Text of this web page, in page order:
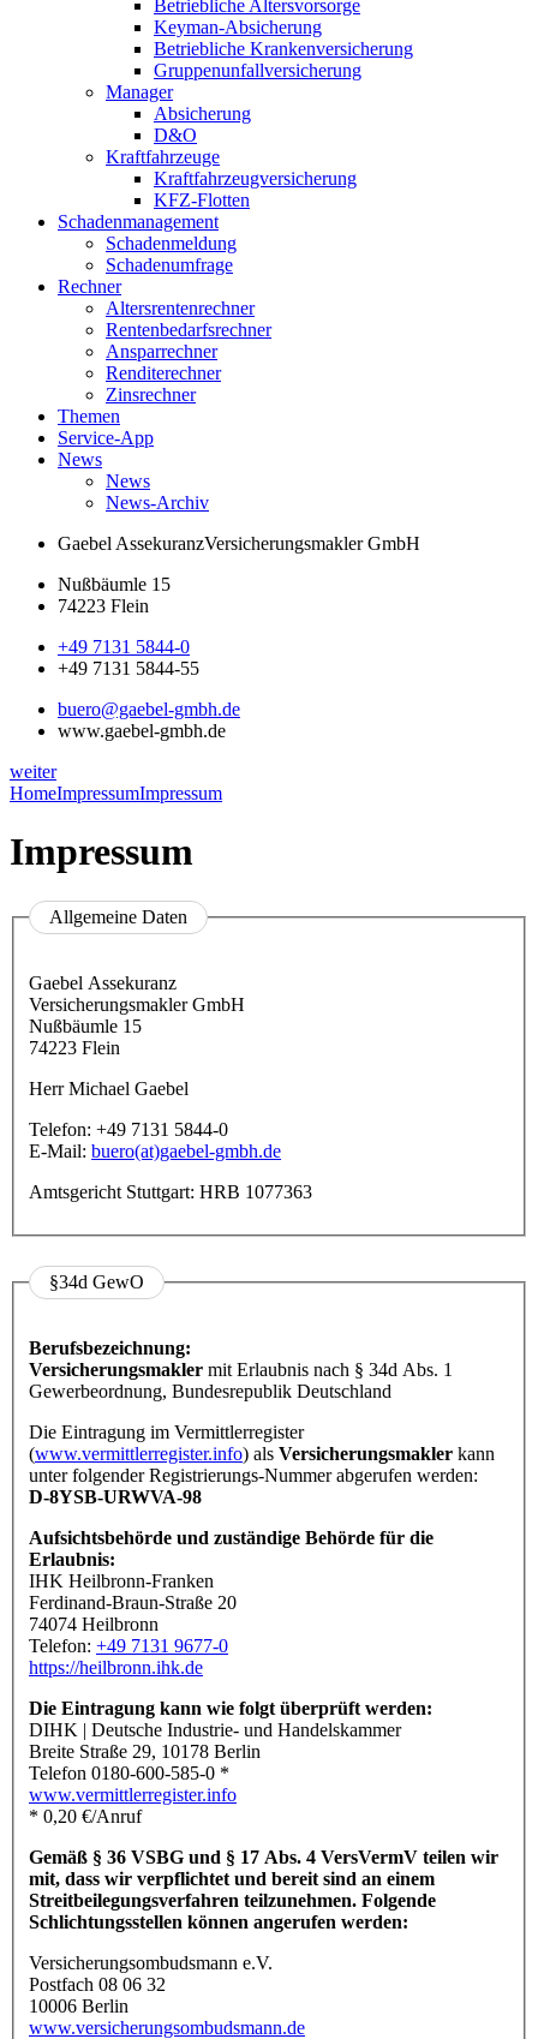
Betriebliche Altersvorsorge
Keyman-Absicherung
Betriebliche Krankenversicherung
Gruppenunfallversicherung
Manager
Absicherung
D&O
Kraftfahrzeuge
Kraftfahrzeugversicherung
KFZ-Flotten
Schadenmanagement
Schadenmeldung
Schadenumfrage
Rechner
Altersrentenrechner
Rentenbedarfsrechner
Ansparrechner
Renditerechner
Zinsrechner
Themen
Service-App
News
News
News-Archiv
Gaebel AssekuranzVersicherungsmakler GmbH
Nußbäumle 15
74223 Flein
+49 7131 5844-0
+49 7131 5844-55
buero@gaebel-gmbh.de
www.gaebel-gmbh.de
weiter
HomeImpressumImpressum
Impressum
Allgemeine Daten
Gaebel Assekuranz
Versicherungsmakler GmbH
Nußbäumle 15
74223 Flein
Herr Michael Gaebel
Telefon: +49 7131 5844-0
E-Mail: buero(at)gaebel-gmbh.de
Amtsgericht Stuttgart: HRB 1077363
§34d GewO
Berufsbezeichnung:
Versicherungsmakler mit Erlaubnis nach § 34d Abs. 1
Gewerbeordnung, Bundesrepublik Deutschland
Die Eintragung im Vermittlerregister
(www.vermittlerregister.info) als Versicherungsmakler kann
unter folgender Registrierungs-Nummer abgerufen werden:
D-8YSB-URWVA-98
Aufsichtsbehörde und zuständige Behörde für die
Erlaubnis:
IHK Heilbronn-Franken
Ferdinand-Braun-Straße 20
74074 Heilbronn
Telefon: +49 7131 9677-0
https://heilbronn.ihk.de
Die Eintragung kann wie folgt überprüft werden:
DIHK | Deutsche Industrie- und Handelskammer
Breite Straße 29, 10178 Berlin
Telefon 0180-600-585-0 *
www.vermittlerregister.info
* 0,20 €/Anruf
Gemäß § 36 VSBG und § 17 Abs. 4 VersVermV teilen wir
mit, dass wir verpflichtet und bereit sind an einem
Streitbeilegungsverfahren teilzunehmen. Folgende
Schlichtungsstellen können angerufen werden:
Versicherungsombudsmann e.V.
Postfach 08 06 32
10006 Berlin
www.versicherungsombudsmann.de